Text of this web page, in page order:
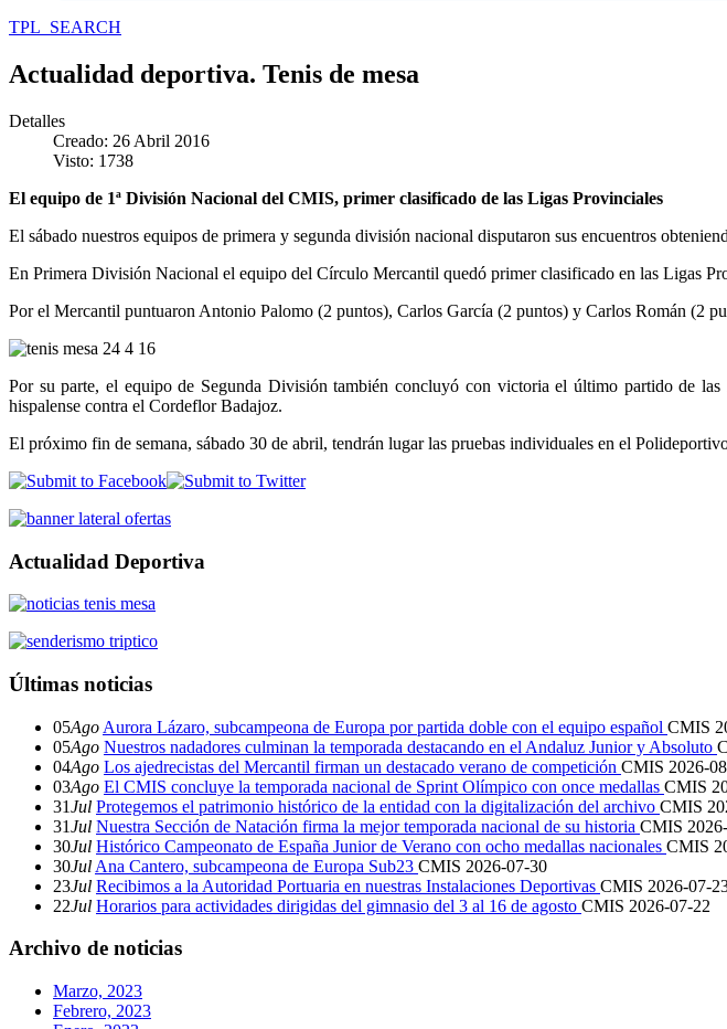
TPL_SEARCH
Actualidad deportiva. Tenis de mesa
Detalles
Creado: 26 Abril 2016
Visto: 1738
El equipo de 1ª División Nacional del CMIS, primer clasificado de las Ligas Provinciales
El sábado nuestros equipos de primera y segunda división nacional disputaron sus encuentros
En Primera División Nacional el equipo del Círculo Mercantil quedó primer clasificado en las Ligas
Por el Mercantil puntuaron Antonio Palomo (2 puntos), Carlos García (2 puntos) y Carlos Román (2
Por su parte, el equipo de Segunda División también concluyó con victoria el último partido de
hispalense contra el Cordeflor Badajoz.
El próximo fin de semana, sábado 30 de abril, tendrán lugar las pruebas individuales en el
Actualidad Deportiva
Últimas noticias
05Ago Aurora Lázaro, subcampeona de Europa por partida doble con el equipo español CMIS
05Ago Nuestros nadadores culminan la temporada destacando en el Andaluz Junior y Absoluto
04Ago Los ajedrecistas del Mercantil firman un destacado verano de competición CMIS 2026-
03Ago El CMIS concluye la temporada nacional de Sprint Olímpico con once medallas CMIS
31Jul Protegemos el patrimonio histórico de la entidad con la digitalización del archivo CMIS
31Jul Nuestra Sección de Natación firma la mejor temporada nacional de su historia CMIS
30Jul Histórico Campeonato de España Junior de Verano con ocho medallas nacionales CMIS
30Jul Ana Cantero, subcampeona de Europa Sub23 CMIS 2026-07-30
23Jul Recibimos a la Autoridad Portuaria en nuestras Instalaciones Deportivas CMIS 2026-07-
22Jul Horarios para actividades dirigidas del gimnasio del 3 al 16 de agosto CMIS 2026-07-22
Archivo de noticias
Marzo, 2023
Febrero, 2023